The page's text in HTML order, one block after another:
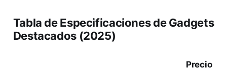
Tabla de Especificaciones de Gadgets
Destacados (2025)
Precio